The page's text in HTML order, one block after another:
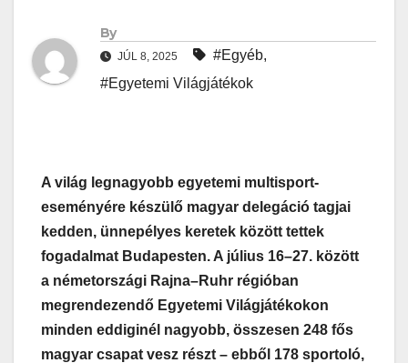
By
JÚL 8, 2025 #Egyéb,
#Egyetemi Világjátékok
A világ legnagyobb egyetemi multisport-
eseményére készülő magyar delegáció tagjai
kedden, ünnepélyes keretek között tettek
fogadalmat Budapesten. A július 16–27. között
a németországi Rajna–Ruhr régióban
megrendezendő Egyetemi Világjátékokon
minden eddiginél nagyobb, összesen 248 fős
magyar csapat vesz részt – ebből 178 sportoló,